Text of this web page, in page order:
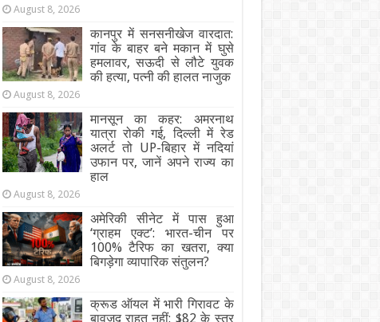
August 8, 2026
कानपुर में सनसनीखेज वारदात:
गांव के बाहर बने मकान में घुसे
हमलावर, सऊदी से लौटे युवक
की हत्या, पत्नी की हालत नाजुक
August 8, 2026
मानसून का कहर: अमरनाथ
यात्रा रोकी गई, दिल्ली में रेड
अलर्ट तो UP-बिहार में नदियां
उफान पर, जानें अपने राज्य का
हाल
August 8, 2026
अमेरिकी सीनेट में पास हुआ
‘ग्राहम एक्ट’: भारत-चीन पर
100% टैरिफ का खतरा, क्या
बिगड़ेगा व्यापारिक संतुलन?
August 8, 2026
क्रूड ऑयल में भारी गिरावट के
बावजूद राहत नहीं: $82 के स्तर